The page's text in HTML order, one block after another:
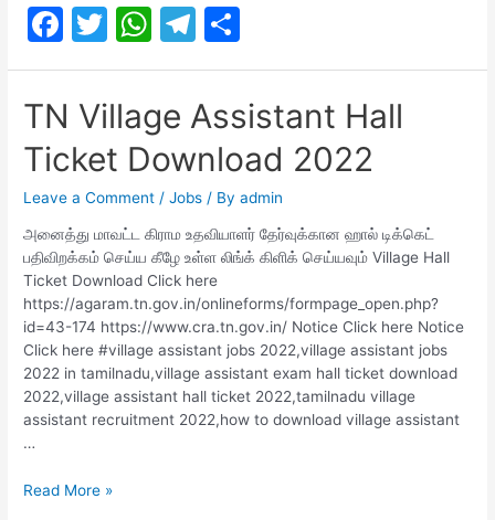
Assistant
Interview
2022
F
a
c
e
b
o
o
k
T
w
itt
er
W
h
s
A
p
p
T
el
e
gr
a
m
h
ar
e
TN Village Assistant Hall
Ticket Download 2022
Leave a Comment /Jobs / Byadmin
அனைத்து மாவட்ட கிராம உதவியாளர் தேர்வுக்கான ஹால் டிக்கெட்
பதிவிறக்கம் செய்ய கீழே உள்ள லிங்க் கிளிக் செய்யவும் Village Hall
Ticket Download Click here
https://agaram.tn.gov.in/onlineforms/formpage_open.php?
id=43-174 https://www.cra.tn.gov.in/ Notice Click here Notice
Click here #village assistant jobs 2022,village assistant jobs
2022 in tamilnadu,village assistant exam hall ticket download
2022,village assistant hall ticket 2022,tamilnadu village
assistant recruitment 2022,how to download village assistant
…
TN
Read More »